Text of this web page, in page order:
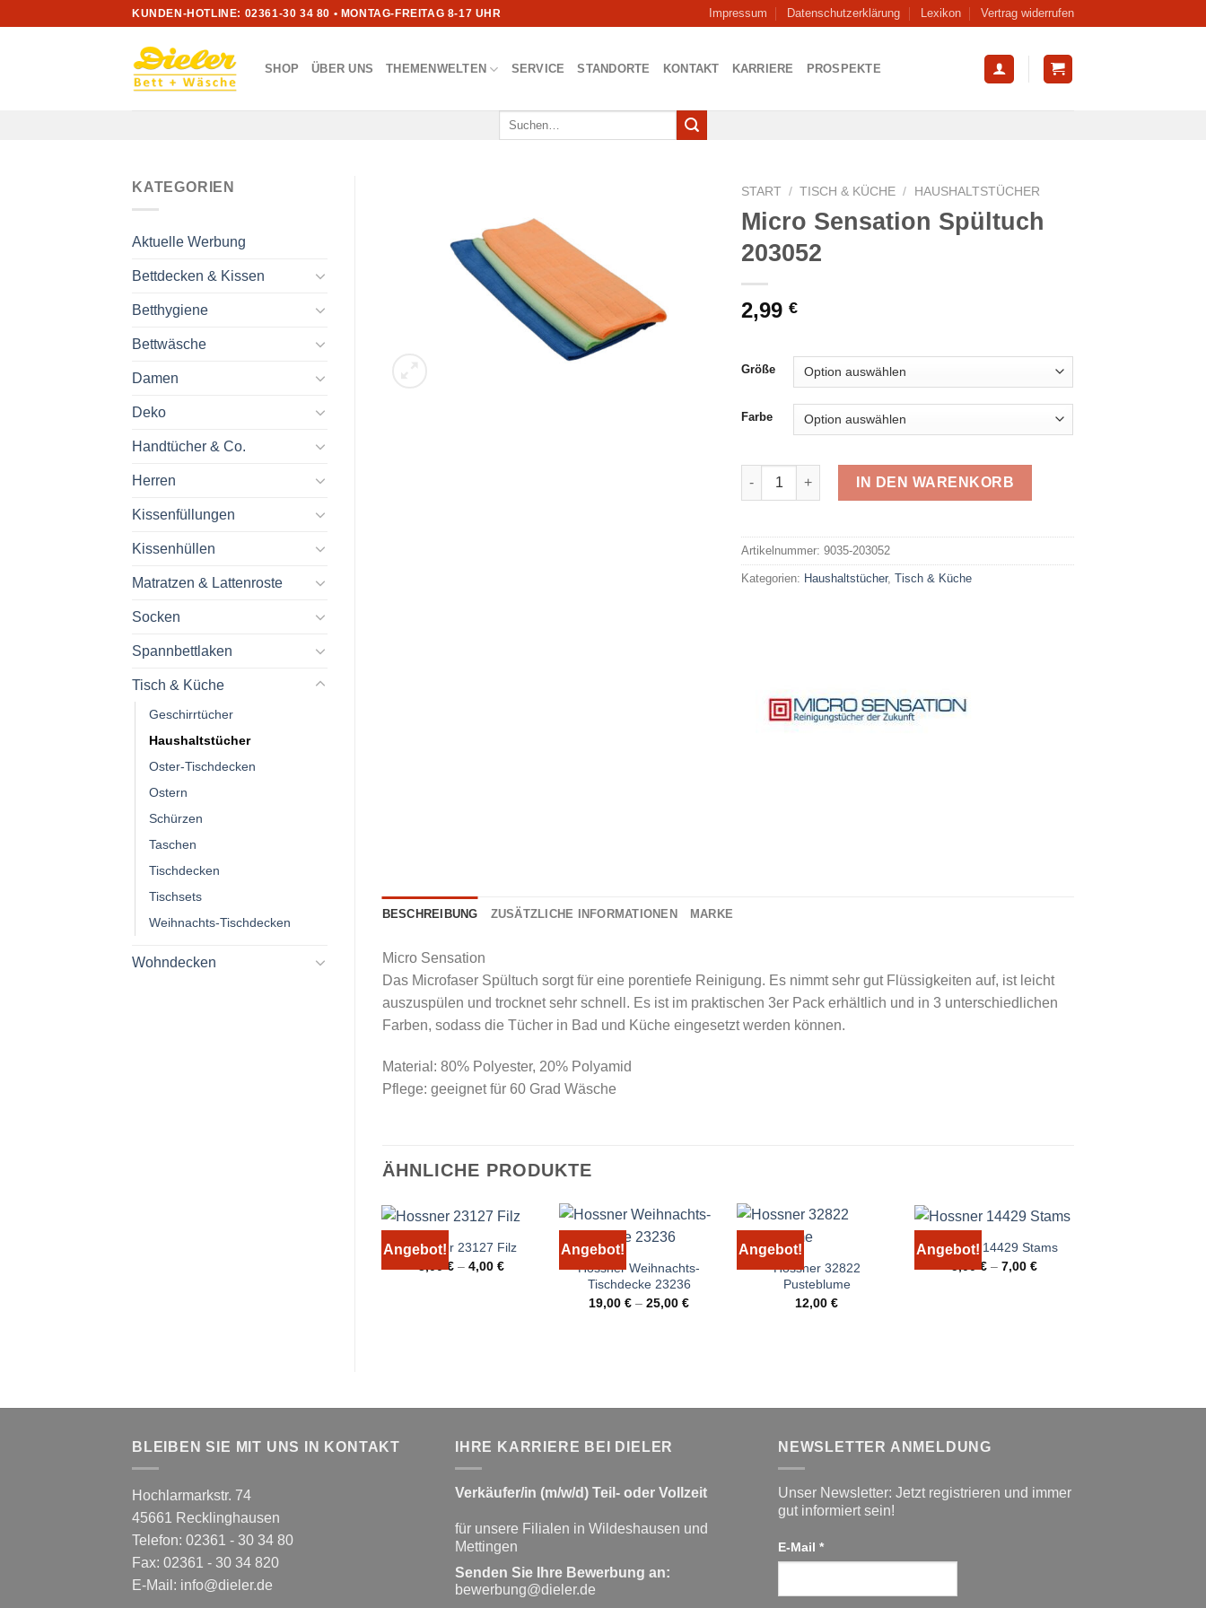
KUNDEN-HOTLINE: 02361-30 34 80 • MONTAG-FREITAG 8-17 UHR Impressum Datenschutzerklärung Lexikon Vertrag widerrufen
SHOP ÜBER UNS THEMENWELTEN SERVICE STANDORTE KONTAKT KARRIERE PROSPEKTE
Suchen
KATEGORIEN
Aktuelle Werbung
Bettdecken & Kissen
Betthygiene
Bettwäsche
Damen
Deko
Handtücher & Co.
Herren
Kissenfüllungen
Kissenhüllen
Matratzen & Lattenroste
Socken
Spannbettlaken
Tisch & Küche
Geschirrtücher
Haushaltstücher
Oster-Tischdecken
Ostern
Schürzen
Taschen
Tischdecken
Tischsets
Weihnachts-Tischdecken
Wohndecken
START / TISCH & KÜCHE / HAUSHALTSTÜCHER
Micro Sensation Spültuch
203052
2,99€
Größe
Farbe
Micro Sensation Spültuch 203052 Menge
IN DEN WARENKORB
Artikelnummer:9035-203052
Kategorien: Haushaltstücher,Tisch & Küche
BESCHREIBUNG ZUSÄTZLICHE INFORMATIONEN MARKE
Micro Sensation
Das Microfaser Spültuch sorgt für eine porentiefe Reinigung. Es nimmt sehr gut Flüssigkeiten auf, ist leicht
auszuspülen und trocknet sehr schnell. Es ist im praktischen 3er Pack erhältlich und in 3 unterschiedlichen
Farben, sodass die Tücher in Bad und Küche eingesetzt werden können.
Material: 80% Polyester, 20% Polyamid
Pflege: geeignet für 60 Grad Wäsche
ÄHNLICHE PRODUKTE
Angebot!
Hossner 23127 Filz
€ –4,00€
Angebot!
Hossner Weihnachts-
Tischdecke 23236
19,00€ –25,00€
Angebot!
Hossner 32822
Pusteblume
12,00€
Angebot!
Hossner 14429 Stams
€ –7,00€
BLEIBEN SIE MIT UNS IN KONTAKT
Hochlarmarkstr. 74
45661 Recklinghausen
Telefon: 02361 - 30 34 80
Fax: 02361 - 30 34 820
E-Mail: info@dieler.de
IHRE KARRIERE BEI DIELER
Verkäufer/in (m/w/d) Teil- oder Vollzeit
für unsere Filialen in Wildeshausen und
Mettingen
Senden Sie Ihre Bewerbung an:
bewerbung@dieler.de
NEWSLETTER ANMELDUNG
Unser Newsletter: Jetzt registrieren und immer
gut informiert sein!
E-Mail *